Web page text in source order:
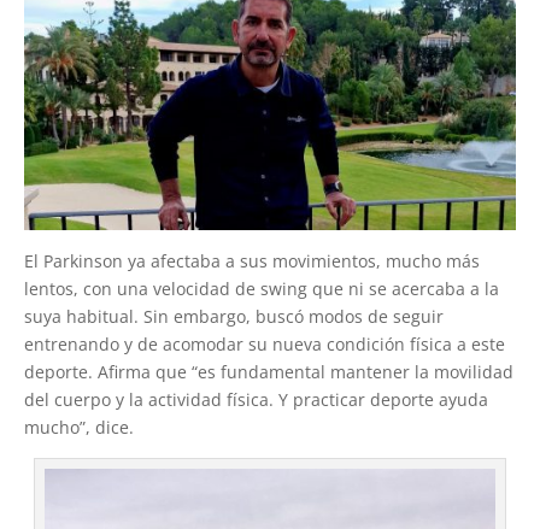
El Parkinson ya afectaba a sus movimientos, mucho más
lentos, con una velocidad de swing que ni se acercaba a la
suya habitual. Sin embargo, buscó modos de seguir
entrenando y de acomodar su nueva condición física a este
deporte. Afirma que “es fundamental mantener la movilidad
del cuerpo y la actividad física. Y practicar deporte ayuda
mucho”, dice.